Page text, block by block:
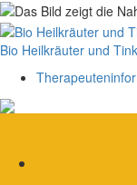
Skip
to
content
Bio Heilkräuter und